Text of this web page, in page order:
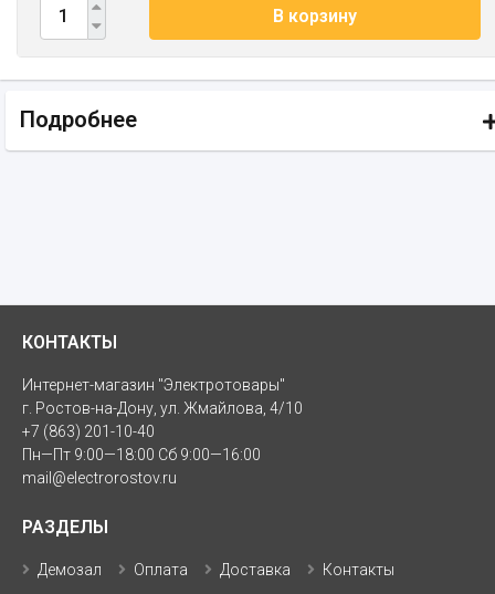
В корзину
Подробнее
КОНТАКТЫ
Интернет-магазин "Электротовары"
г. Ростов-на-Дону, ул. Жмайлова, 4/10
+7 (863) 201-10-40
Пн—Пт 9:00—18:00 Сб 9:00—16:00
mail@electrorostov.ru
РАЗДЕЛЫ
Демозал Оплата Доставка Контакты